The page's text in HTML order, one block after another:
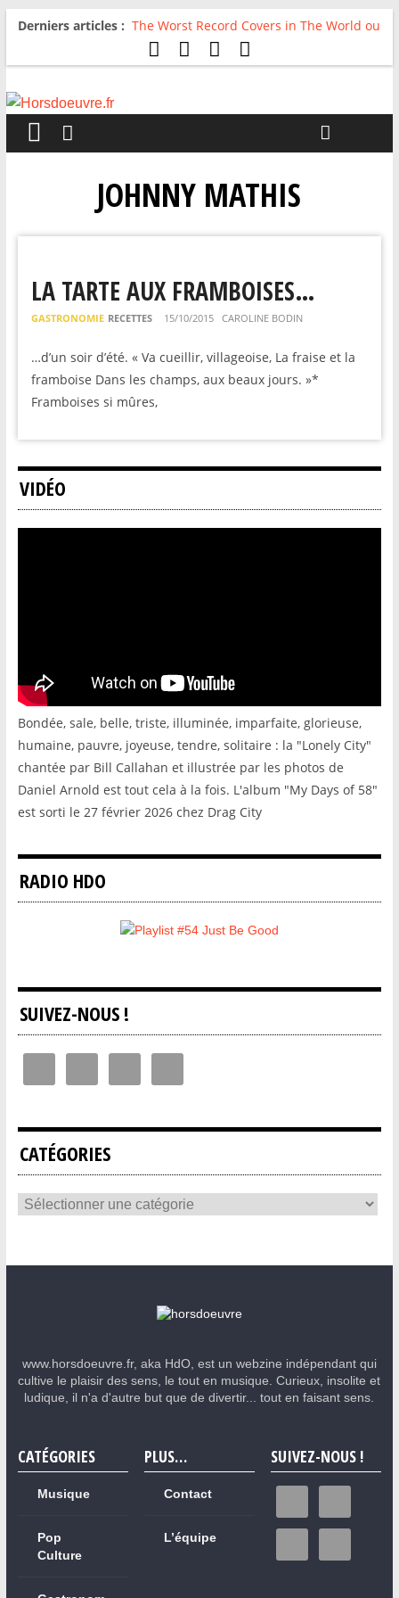
Derniers articles : The Worst Record Covers in The World ou
Comment rire du pire
Avril 2026 : C’est dans les vieux pots
For The First Time, Again : Tyler Ballgame
JOHNNY MATHIS
LA TARTE AUX FRAMBOISES…
GASTRONOMIE RECETTES 15/10/2015 CAROLINE BODIN
…d’un soir d’été. « Va cueillir, villageoise, La fraise et la
framboise Dans les champs, aux beaux jours. »*
Framboises si mûres,
VIDÉO
Bondée, sale, belle, triste, illuminée, imparfaite, glorieuse,
humaine, pauvre, joyeuse, tendre, solitaire : la "Lonely City"
chantée par Bill Callahan et illustrée par les photos de
Daniel Arnold est tout cela à la fois. L'album "My Days of 58"
est sorti le 27 février 2026 chez Drag City
RADIO HDO
SUIVEZ-NOUS !
CATÉGORIES
www.horsdoeuvre.fr, aka HdO, est un webzine indépendant qui
cultive le plaisir des sens, le tout en musique. Curieux, insolite et
ludique, il n'a d'autre but que de divertir... tout en faisant sens.
CATÉGORIES
Musique
Pop
Culture
PLUS…
Contact
L’équipe
SUIVEZ-NOUS !